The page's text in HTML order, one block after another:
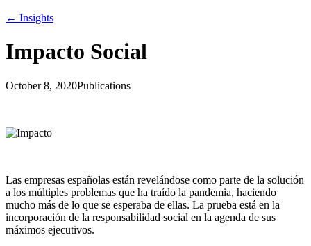
← Insights
Impacto Social
October 8, 2020Publications
Las empresas españolas están revelándose como parte de la solución
a los múltiples problemas que ha traído la pandemia, haciendo
mucho más de lo que se esperaba de ellas. La prueba está en la
incorporación de la responsabilidad social en la agenda de sus
máximos ejecutivos.